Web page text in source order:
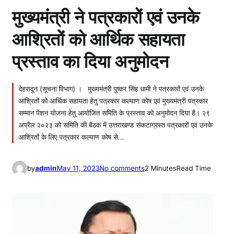
मुख्यमंत्री ने पत्रकारों एवं उनके
आश्रितों को आर्थिक सहायता
प्रस्ताव का दिया अनुमोदन
देहरादून (सूचना विभाग) । मुख्यमंत्री पुष्कर सिंह धामी ने पत्रकारों एवं उनके
आश्रितों को आर्थिक सहायता हेतु पत्रकार कल्याण कोष एवं मुख्यमंत्री पत्रकार
सम्मान पेंशन योजना हेतु आयोजित समिति के प्रस्ताव को अनुमोदन दिया है। २९
अप्रैल २०२३ को समिति की बैठक में उत्तराखण्ड संकटाग्रस्त पत्रकारों एवं उनके
आश्रितों के लिए पत्रकार कल्याण कोष से…
byadminMay 11, 2023No commentso2 MinutesRead Time